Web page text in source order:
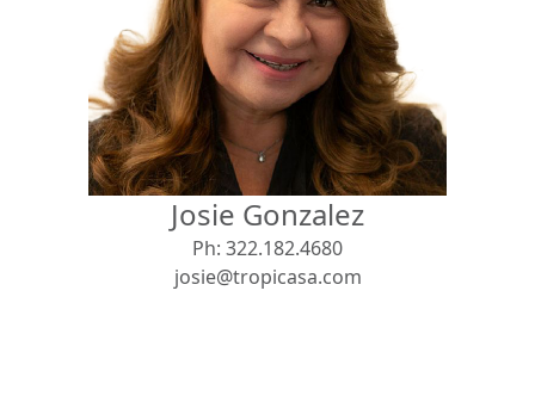
Vista
Pie de Playa Buscar usando:
USD MXN
Menor Precio Primero
Josie Gonzalez
Ph: 322.182.4680
josie@tropicasa.com